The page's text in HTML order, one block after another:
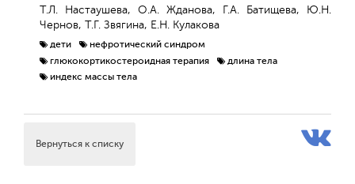
Т.Л. Настаушева, О.А. Жданова, Г.А. Батищева, Ю.Н.
Чернов, Т.Г. Звягина, Е.Н. Кулакова
дети
нефротический синдром
глюкокортикостероидная терапия
длина тела
индекс массы тела
Вернуться к списку